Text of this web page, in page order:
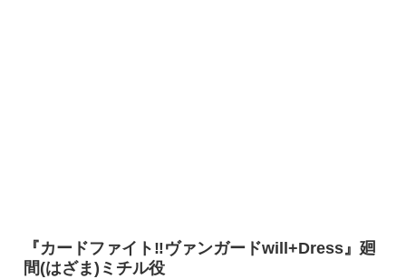
『カードファイト‼ヴァンガードwill+Dress』廻
間(はざま)ミチル役